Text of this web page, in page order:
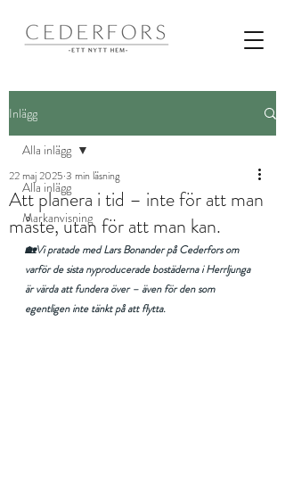
Inlägg
Alla inlägg
Markanvisning
Alla inlägg
Att planera i tid – inte för att man
måste, utan för att man kan.
22 maj 2025 3 min läsning
🏡Vi pratade med Lars Bonander på Cederfors om
varför de sista nyproducerade bostäderna i Herrljunga
är värda att fundera över – även för den som
egentligen inte tänkt på att flytta.